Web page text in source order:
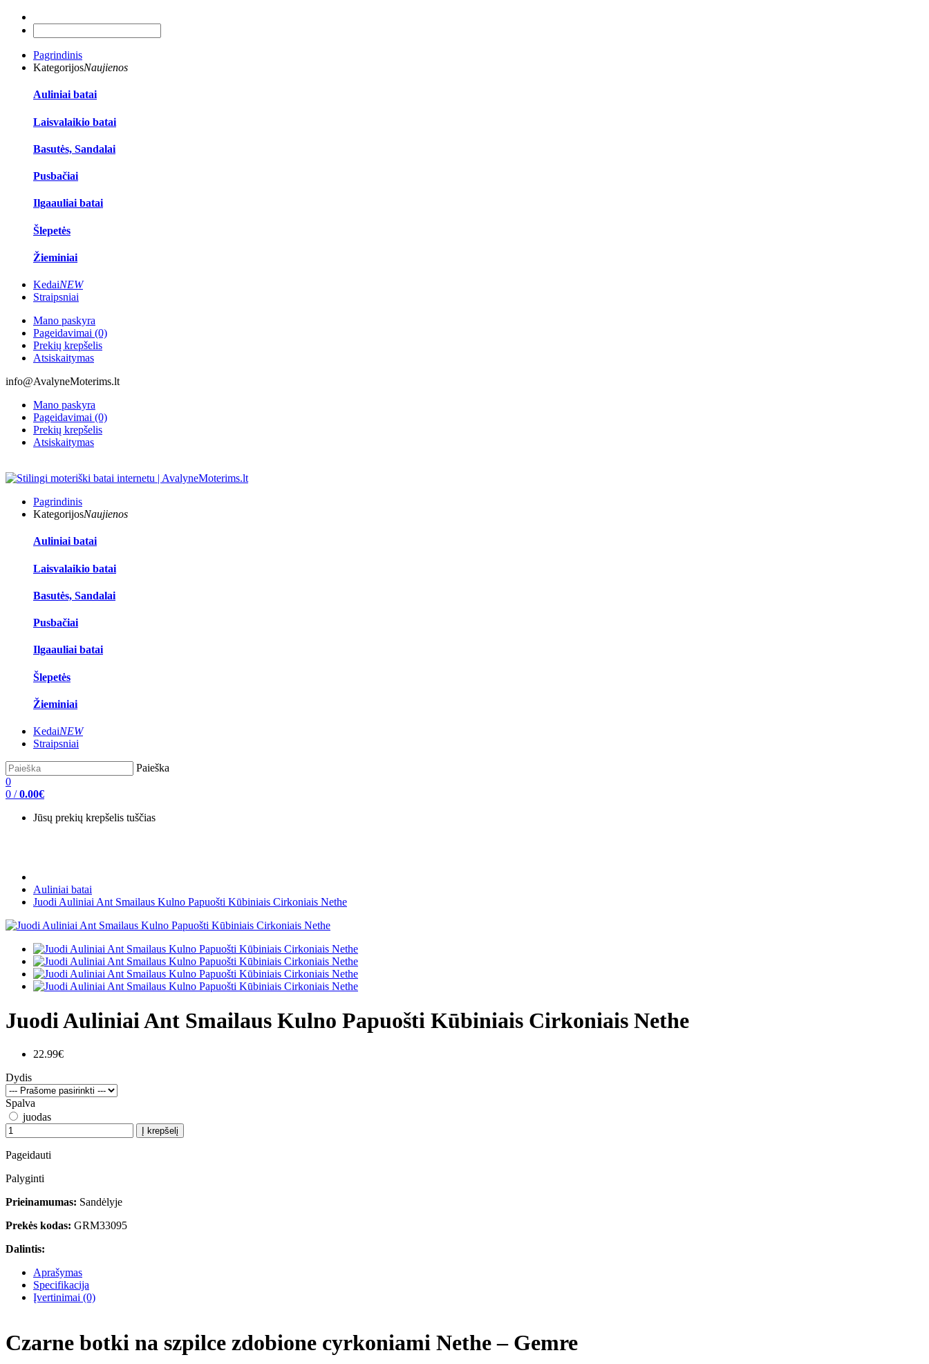
Pagrindinis
KategorijosNaujienos
Auliniai batai
Laisvalaikio batai
Basutės, Sandalai
Pusbačiai
Ilgaauliai batai
Šlepetės
Žieminiai
KedaiNEW
Straipsniai
Mano paskyra
Pageidavimai (0)
Prekių krepšelis
Atsiskaitymas
info@AvalyneMoterims.lt
Mano paskyra
Pageidavimai (0)
Prekių krepšelis
Atsiskaitymas
Pagrindinis
KategorijosNaujienos
Auliniai batai
Laisvalaikio batai
Basutės, Sandalai
Pusbačiai
Ilgaauliai batai
Šlepetės
Žieminiai
KedaiNEW
Straipsniai
Paieška
0
0 / 0.00€
Jūsų prekių krepšelis tuščias
Auliniai batai
Juodi Auliniai Ant Smailaus Kulno Papuošti Kūbiniais Cirkoniais Nethe
Juodi Auliniai Ant Smailaus Kulno Papuošti Kūbiniais Cirkoniais Nethe
22.99€
Dydis
Spalva
juodas
Į krepšelį
Pageidauti
Palyginti
Prieinamumas: Sandėlyje
Prekės kodas: GRM33095
Dalintis:
Aprašymas
Specifikacija
Įvertinimai (0)
Czarne botki na szpilce zdobione cyrkoniami Nethe – Gemre